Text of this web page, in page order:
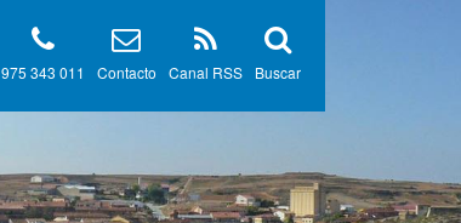
Buscar
Canal RSS
Contacto
975 343 011